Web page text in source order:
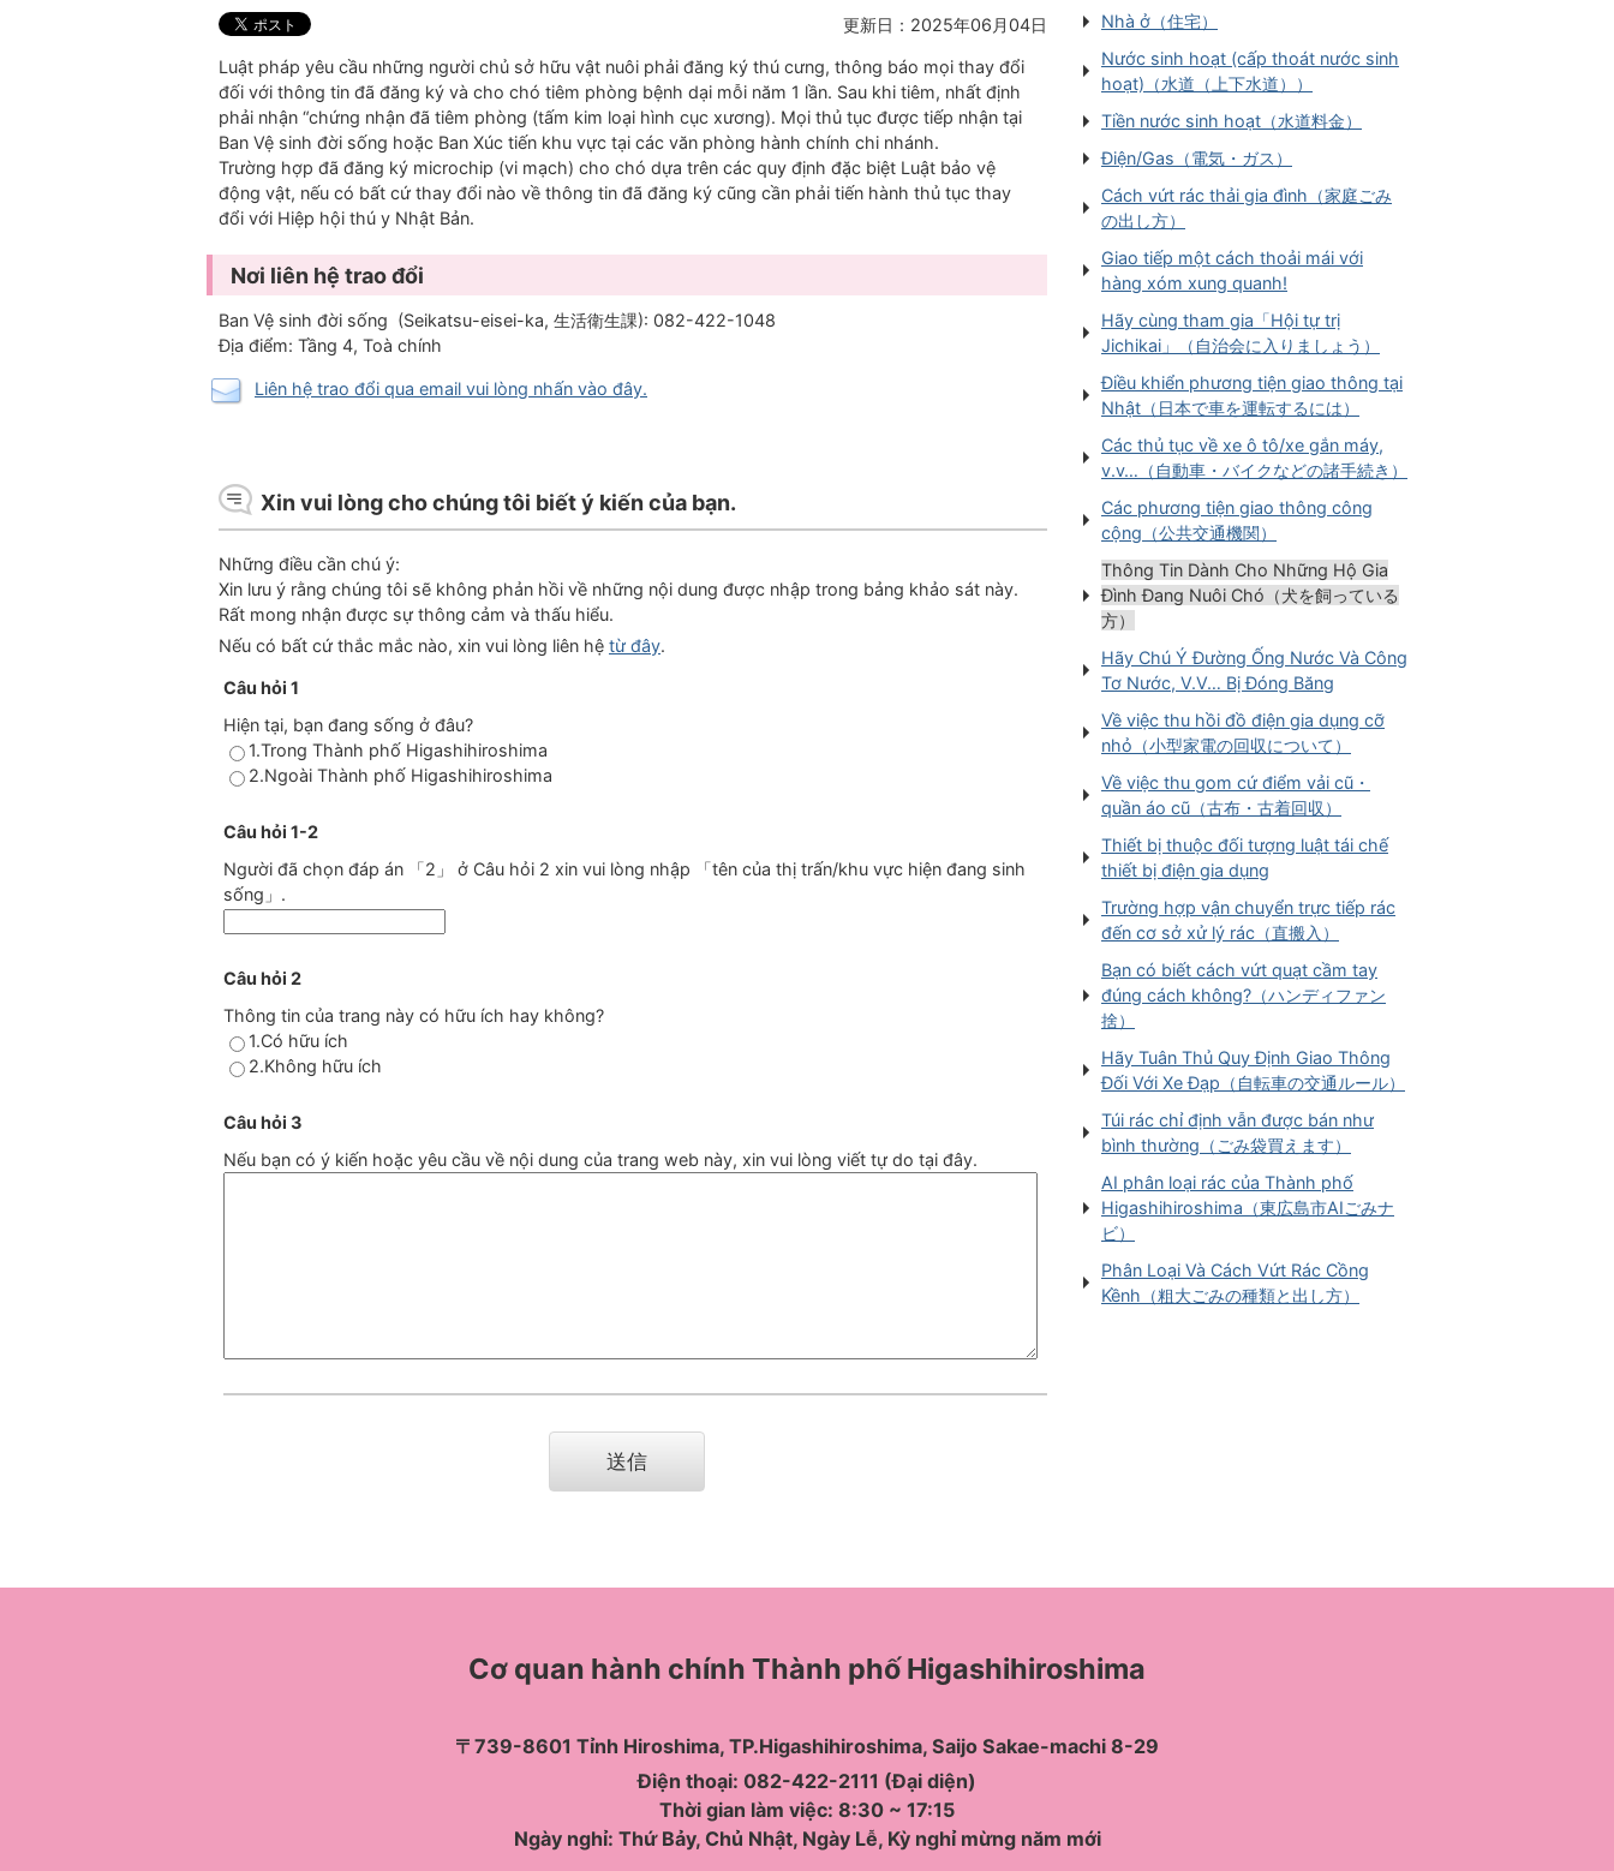
更新日：2025年06月04日
Luật pháp yêu cầu những người chủ sở hữu vật nuôi phải đăng ký thú cưng, thông báo mọi thay đổi
đối với thông tin đã đăng ký và cho chó tiêm phòng bệnh dại mỗi năm 1 lần. Sau khi tiêm, nhất định
phải nhận “chứng nhận đã tiêm phòng (tấm kim loại hình cục xương). Mọi thủ tục được tiếp nhận tại
Ban Vệ sinh đời sống hoặc Ban Xúc tiến khu vực tại các văn phòng hành chính chi nhánh.
Trường hợp đã đăng ký microchip (vi mạch) cho chó dựa trên các quy định đặc biệt Luật bảo vệ
động vật, nếu có bất cứ thay đổi nào về thông tin đã đăng ký cũng cần phải tiến hành thủ tục thay
đổi với Hiệp hội thú y Nhật Bản.
Nơi liên hệ trao đổi
Ban Vệ sinh đời sống (Seikatsu-eisei-ka, 生活衛生課): 082-422-1048
Địa điểm: Tầng 4, Toà chính
Liên hệ trao đổi qua email vui lòng nhấn vào đây.
Xin vui lòng cho chúng tôi biết ý kiến của bạn.
Những điều cần chú ý:
Xin lưu ý rằng chúng tôi sẽ không phản hồi về những nội dung được nhập trong bảng khảo sát này.
Rất mong nhận được sự thông cảm và thấu hiểu.
Nếu có bất cứ thắc mắc nào, xin vui lòng liên hệ từ đây.
Câu hỏi 1
Hiện tại, bạn đang sống ở đâu?
1.Trong Thành phố Higashihiroshima
2.Ngoài Thành phố Higashihiroshima
Câu hỏi 1-2
Người đã chọn đáp án 「2」 ở Câu hỏi 2 xin vui lòng nhập 「tên của thị trấn/khu vực hiện đang sinh
sống」.
Câu hỏi 2
Thông tin của trang này có hữu ích hay không?
1.Có hữu ích
2.Không hữu ích
Câu hỏi 3
Nếu bạn có ý kiến hoặc yêu cầu về nội dung của trang web này, xin vui lòng viết tự do tại đây.
Nhà ở（住宅）
Nước sinh hoạt (cấp thoát nước sinh
hoạt)（水道（上下水道））
Tiền nước sinh hoạt（水道料金）
Điện/Gas（電気・ガス）
Cách vứt rác thải gia đình（家庭ごみ
の出し方）
Giao tiếp một cách thoải mái với
hàng xóm xung quanh!
Hãy cùng tham gia「Hội tự trị
Jichikai」（自治会に入りましょう）
Điều khiển phương tiện giao thông tại
Nhật（日本で車を運転するには）
Các thủ tục về xe ô tô/xe gắn máy,
v.v…（自動車・バイクなどの諸手続き）
Các phương tiện giao thông công
cộng（公共交通機関）
Thông Tin Dành Cho Những Hộ Gia
Đình Đang Nuôi Chó（犬を飼っている
方）
Hãy Chú Ý Đường Ống Nước Và Công
Tơ Nước, V.V… Bị Đóng Băng
Về việc thu hồi đồ điện gia dụng cỡ
nhỏ（小型家電の回収について）
Về việc thu gom cứ điểm vải cũ・
quần áo cũ（古布・古着回収）
Thiết bị thuộc đối tượng luật tái chế
thiết bị điện gia dụng
Trường hợp vận chuyển trực tiếp rác
đến cơ sở xử lý rác（直搬入）
Bạn có biết cách vứt quạt cầm tay
đúng cách không?（ハンディファン
捨）
Hãy Tuân Thủ Quy Định Giao Thông
Đối Với Xe Đạp（自転車の交通ルール）
Túi rác chỉ định vẫn được bán như
bình thường（ごみ袋買えます）
AI phân loại rác của Thành phố
Higashihiroshima（東広島市AIごみナ
ビ）
Phân Loại Và Cách Vứt Rác Cồng
Kềnh（粗大ごみの種類と出し方）
Cơ quan hành chính Thành phố Higashihiroshima
〒739-8601 Tỉnh Hiroshima, TP.Higashihiroshima, Saijo Sakae-machi 8-29
Điện thoại: 082-422-2111 (Đại diện)
Thời gian làm việc: 8:30 ~ 17:15
Ngày nghỉ: Thứ Bảy, Chủ Nhật, Ngày Lễ, Kỳ nghỉ mừng năm mới